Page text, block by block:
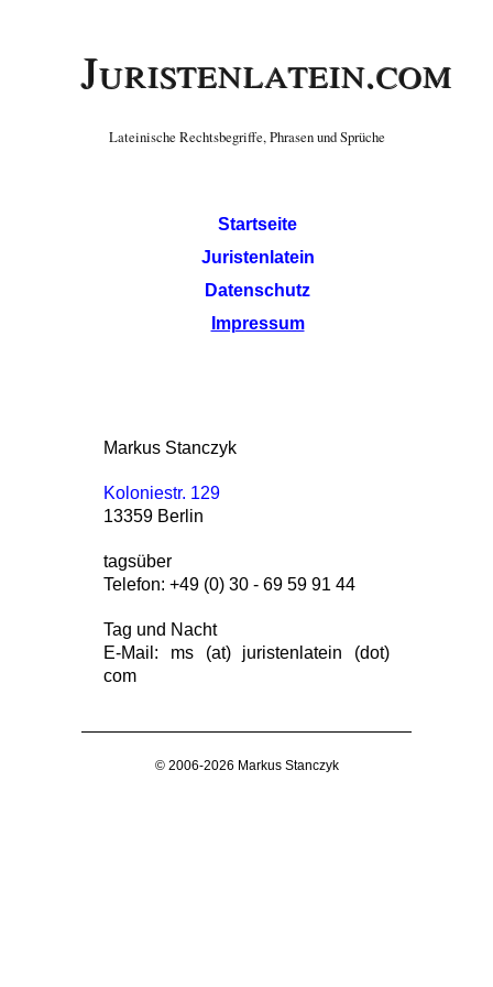
Juristenlatein.com
Lateinische Rechtsbegriffe, Phrasen und Sprüche
Startseite
Juristenlatein
Datenschutz
Impressum
Markus Stanczyk
Koloniestr. 129
13359 Berlin
tagsüber
Telefon: +49 (0) 30 - 69 59 91 44
Tag und Nacht
E-Mail: ms (at) juristenlatein (dot)
com
© 2006-2026 Markus Stanczyk